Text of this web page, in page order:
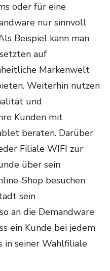
oder für eine
nur sinnvoll
Beispiel kann man
auf
Markenwelt
Weiterhin nutzen
und
Kunden mit
beraten. Darüber
Filiale WIFI zur
über sein
Shop besuchen
sein
an die Demandware
ein Kunde bei jedem
in seiner Wahlfiliale